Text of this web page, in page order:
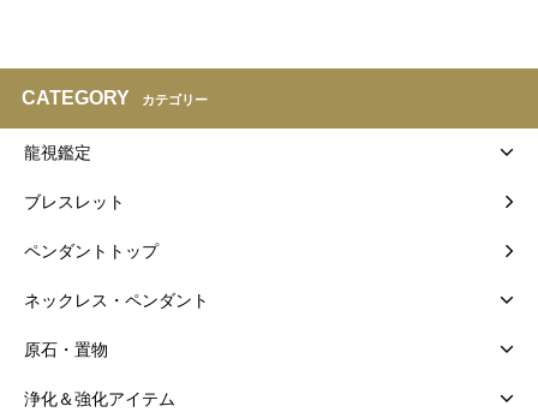
CATEGORY カテゴリー
龍視鑑定
ブレスレット
ペンダントトップ
ネックレス・ペンダント
原石・置物
浄化＆強化アイテム